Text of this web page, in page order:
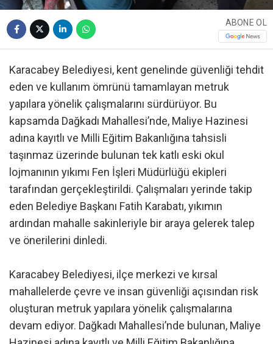
ABONE OL
Karacabey Belediyesi, kent genelinde güvenliği tehdit
eden ve kullanım ömrünü tamamlayan metruk
yapılara yönelik çalışmalarını sürdürüyor. Bu
kapsamda Dağkadı Mahallesi’nde, Maliye Hazinesi
adına kayıtlı ve Milli Eğitim Bakanlığına tahsisli
taşınmaz üzerinde bulunan tek katlı eski okul
lojmanının yıkımı Fen İşleri Müdürlüğü ekipleri
tarafından gerçekleştirildi. Çalışmaları yerinde takip
eden Belediye Başkanı Fatih Karabatı, yıkımın
ardından mahalle sakinleriyle bir araya gelerek talep
ve önerilerini dinledi.
Karacabey Belediyesi, ilçe merkezi ve kırsal
mahallelerde çevre ve insan güvenliği açısından risk
oluşturan metruk yapılara yönelik çalışmalarına
devam ediyor. Dağkadı Mahallesi’nde bulunan, Maliye